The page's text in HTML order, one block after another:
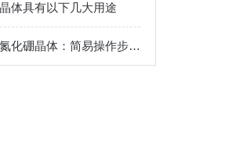
体具有以下几大用途
揭秘六方氮化硼晶体：简易操作步骤大公开！